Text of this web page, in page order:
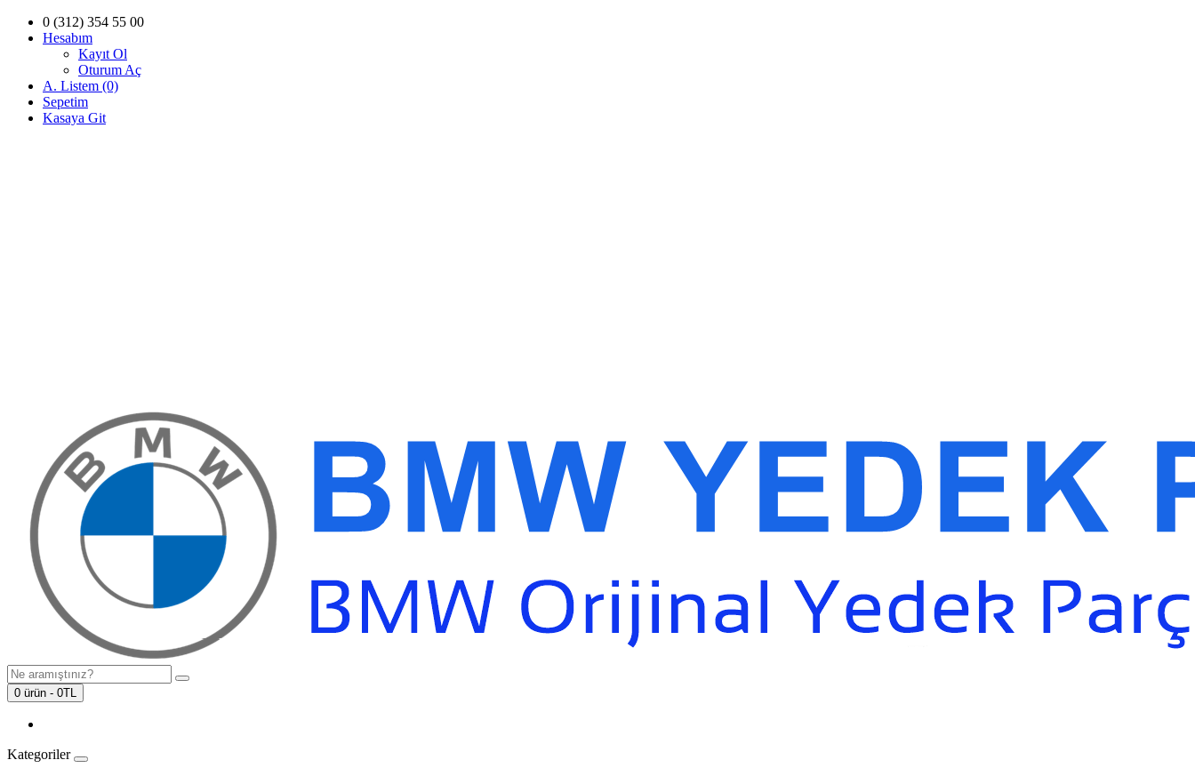
0 (312) 354 55 00
Hesabım
Kayıt Ol
Oturum Aç
A. Listem (0)
Sepetim
Kasaya Git
0 ürün - 0TL
Kategoriler